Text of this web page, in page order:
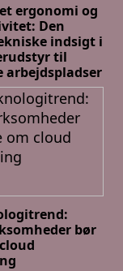
ergonomi og
Den
indsigt i
til
arbejdspladser
bør